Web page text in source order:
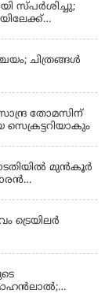
സ്പര്‍ശിച്ചു;
ചിത്രങ്ങള്‍
തോമസിന്
മുൻ‌കൂർ
ട്രെയിലര്‍